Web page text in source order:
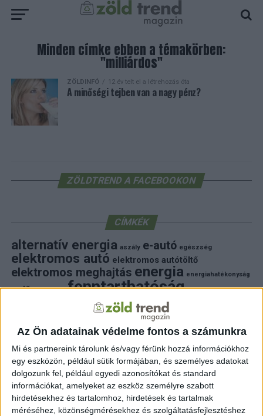
Az Ön adatainak védelme fontos a számunkra
Mi és partnereink tárolunk és/vagy férünk hozzá információkhoz
egy eszközön, például sütik formájában, és személyes adatokat
dolgozunk fel, például egyedi azonosítókat és standard
információkat, amelyeket az eszköz személyre szabott
hirdetésekhez és tartalomhoz, hirdetések és tartalmak
méréséhez, közönségmérésekhez és szolgáltatásfejlesztéshez
Minden címke ebben a témakörben:
"milliárdos"
ZÖLDINFÓ 12 év telt el a létrehozás óta
A minőségi tejben van a nagy pénz?
ZÖLDTREND A FACEBOOKON
CÍMKÉK
alternatív energia aszály e-autó egészség
elektromos autó elektromos autótöltő
elektromos meghajtás energia energiahatékonyság
erdő fejlesztés fenntarthatóság fotovoltaikus
hulladék időjárás klímaváltozás
környezet
környezetvédelem környezetvédelmi hírek
közlekedés megújuló energia mezőgazdaság
napelemnapelemeknapenergia
naperőmű solar solar energy szelektiv hulladék természet
természetvédelem villamosenergia villanyautó víz
autó
zöld energia zöld energiaforrás zöld hirek
állatvédelem áram életmód újrahasznosítás